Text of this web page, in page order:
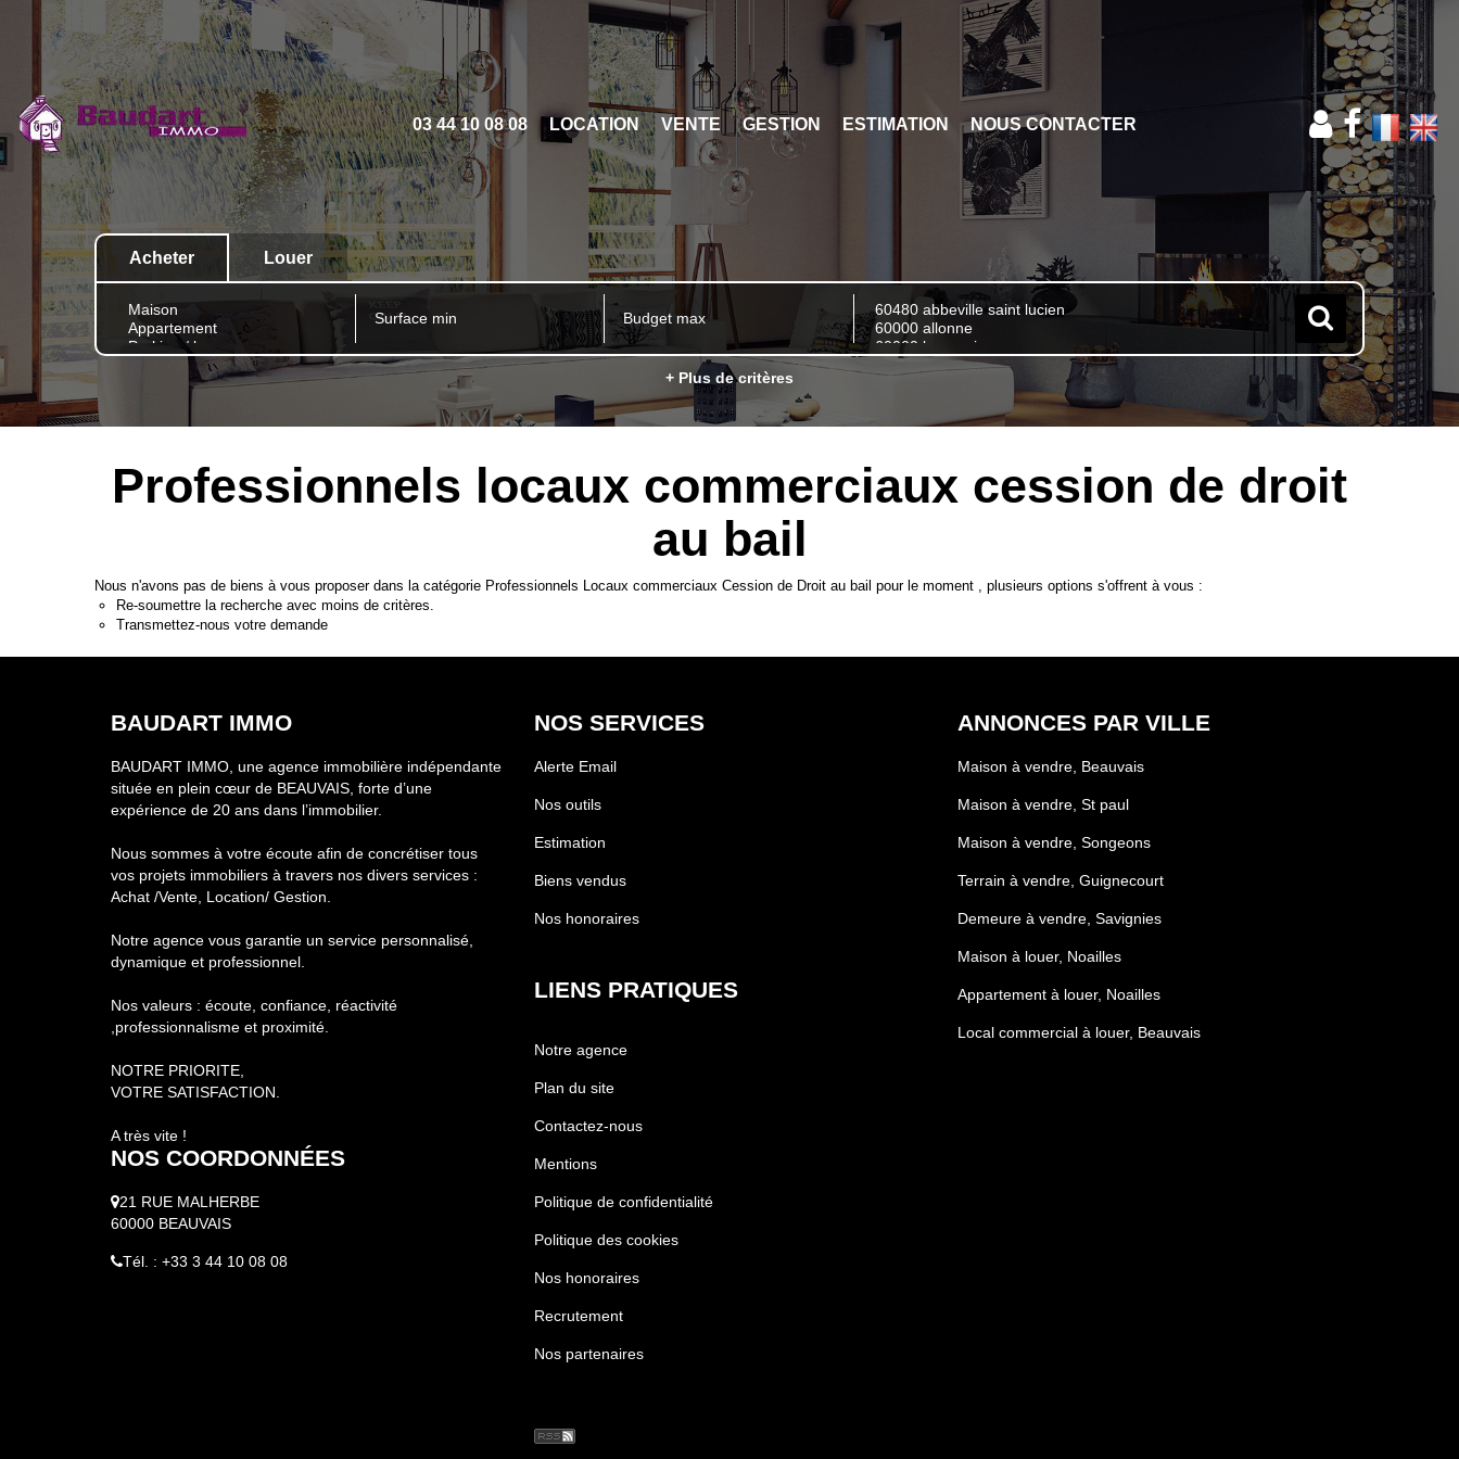
03 44 10 08 08 LOCATION VENTE GESTION ESTIMATION NOUS CONTACTER
Acheter Louer
+ Plus de critères
Professionnels locaux commerciaux cession de droit
au bail
Nous n'avons pas de biens à vous proposer dans la catégorie Professionnels Locaux commerciaux Cession de Droit au bail pour le moment , plusieurs options s'offrent à vous :
Re-soumettre la recherche avec moins de critères.
Transmettez-nous votre demande
BAUDART IMMO
BAUDART IMMO, une agence immobilière indépendante
située en plein cœur de BEAUVAIS, forte d’une
expérience de 20 ans dans l’immobilier.
Nous sommes à votre écoute afin de concrétiser tous
vos projets immobiliers à travers nos divers services :
Achat /Vente, Location/ Gestion.
Notre agence vous garantie un service personnalisé,
dynamique et professionnel.
Nos valeurs : écoute, confiance, réactivité
,professionnalisme et proximité.
NOTRE PRIORITE,
VOTRE SATISFACTION.
A très vite !
NOS COORDONNÉES
21 RUE MALHERBE
60000 BEAUVAIS
Tél. : +33 3 44 10 08 08
NOS SERVICES
Alerte Email
Nos outils
Estimation
Biens vendus
Nos honoraires
LIENS PRATIQUES
Notre agence
Plan du site
Contactez-nous
Mentions
Politique de confidentialité
Politique des cookies
Nos honoraires
Recrutement
Nos partenaires
ANNONCES PAR VILLE
Maison à vendre, Beauvais
Maison à vendre, St paul
Maison à vendre, Songeons
Terrain à vendre, Guignecourt
Demeure à vendre, Savignies
Maison à louer, Noailles
Appartement à louer, Noailles
Local commercial à louer, Beauvais